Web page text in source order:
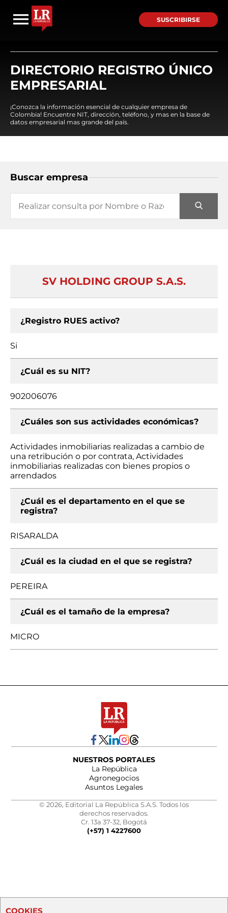
SUSCRIBIRSE
DIRECTORIO REGISTRO ÚNICO
EMPRESARIAL
¡Conozca la información esencial de cualquier empresa de
Colombia! Encuentre NIT, dirección, teléfono, y mas en la base de
datos empresarial mas grande del país.
Buscar empresa
SV HOLDING GROUP S.A.S.
¿Registro RUES activo?
Si
¿Cuál es su NIT?
902006076
¿Cuáles son sus actividades económicas?
Actividades inmobiliarias realizadas a cambio de
una retribución o por contrata, Actividades
inmobiliarias realizadas con bienes propios o
arrendados
¿Cuál es el departamento en el que se
registra?
RISARALDA
¿Cuál es la ciudad en el que se registra?
PEREIRA
¿Cuál es el tamaño de la empresa?
MICRO
NUESTROS PORTALES
La República
Agronegocios
Asuntos Legales
© 2026, Editorial La República S.A.S. Todos los
derechos reservados.
Cr. 13a 37-32, Bogotá
(+57) 1 4227600
COOKIES